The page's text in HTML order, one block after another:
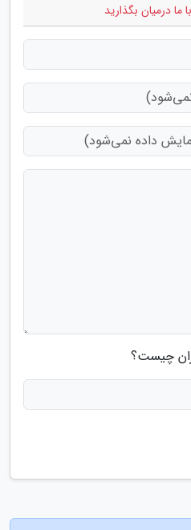
ما درمیان بگذارید
چیست؟